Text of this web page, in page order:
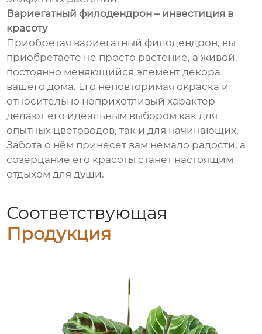
Вариегатный филодендрон – инвестиция в
красоту
Приобретая вариегатный филодендрон, вы
приобретаете не просто растение, а живой,
постоянно меняющийся элемент декора
вашего дома. Его неповторимая окраска и
относительно неприхотливый характер
делают его идеальным выбором как для
опытных цветоводов, так и для начинающих.
Забота о нём принесет вам немало радости, а
созерцание его красоты станет настоящим
отдыхом для души.
Соответствующая
Продукция